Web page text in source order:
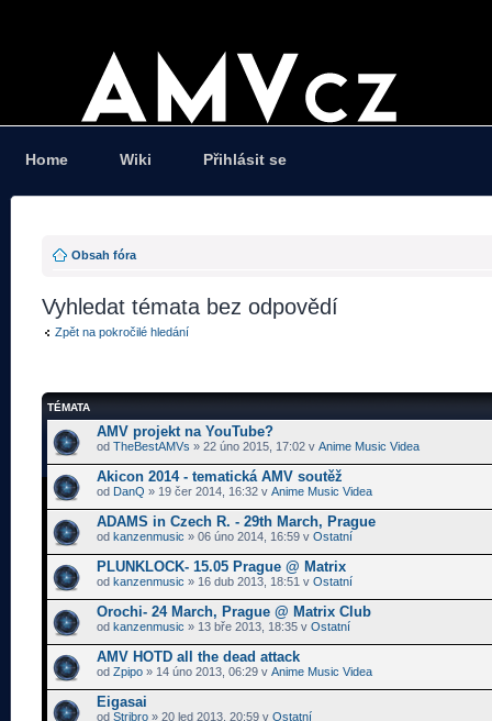
Home Wiki Přihlásit se
Obsah fóra
Vyhledat témata bez odpovědí
Zpět na pokročilé hledání
TÉMATA
AMV projekt na YouTube?
od TheBestAMVs » 22 úno 2015, 17:02 v Anime Music Videa
Akicon 2014 - tematická AMV soutěž
od DanQ » 19 čer 2014, 16:32 v Anime Music Videa
ADAMS in Czech R. - 29th March, Prague
od kanzenmusic » 06 úno 2014, 16:59 v Ostatní
PLUNKLOCK- 15.05 Prague @ Matrix
od kanzenmusic » 16 dub 2013, 18:51 v Ostatní
Orochi- 24 March, Prague @ Matrix Club
od kanzenmusic » 13 bře 2013, 18:35 v Ostatní
AMV HOTD all the dead attack
od Zpipo » 14 úno 2013, 06:29 v Anime Music Videa
Eigasai
od Stribro » 20 led 2013, 20:59 v Ostatní